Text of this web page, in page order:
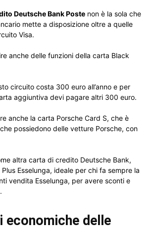
Deutsche Bank Poste non è la sola che
mette a disposizione oltre a quelle
Visa.
anche delle funzioni della carta Black
circuito costa 300 euro all’anno e per
aggiuntiva devi pagare altri 300 euro.
anche la carta Porsche Card S, che è
possiedono delle vetture Porsche, con
altra carta di credito Deutsche Bank,
Esselunga, ideale per chi fa sempre la
vendita Esselunga, per avere sconti e
economiche delle